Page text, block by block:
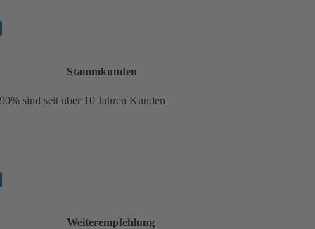
Stammkunden
90%sind seit über 10 Jahren Kunden
Weiterempfehlung